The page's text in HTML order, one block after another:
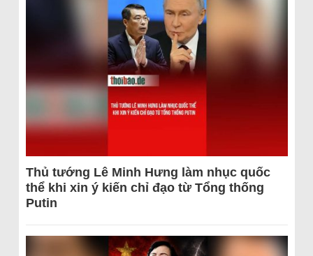
Thủ tướng Lê Minh Hưng làm nhục quốc
thể khi xin ý kiến chỉ đạo từ Tổng thống
Putin